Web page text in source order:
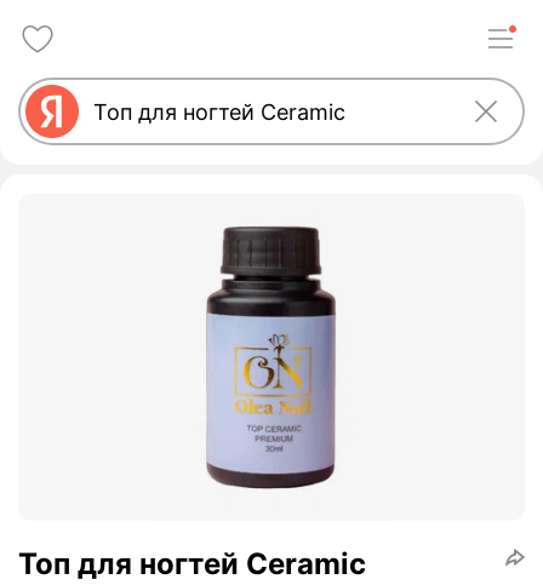
Топ для ногтей Ceramic